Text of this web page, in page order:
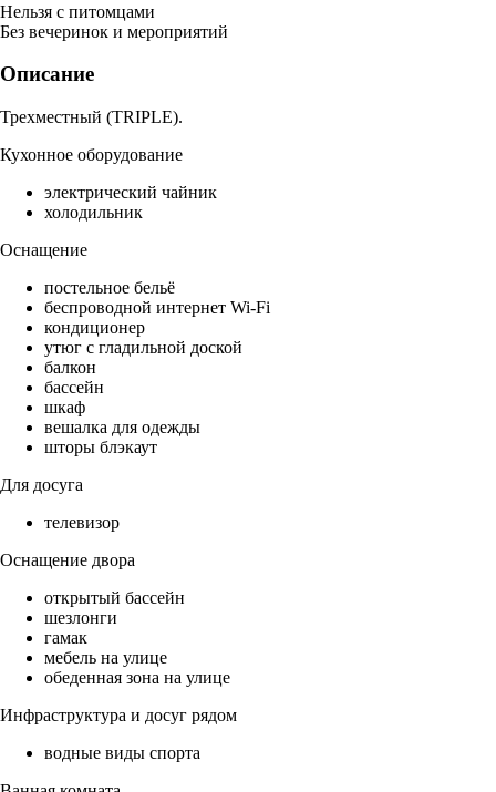
Нельзя с питомцами
Без вечеринок и мероприятий
Описание
Трехместный (TRIPLE).
Кухонное оборудование
электрический чайник
холодильник
Оснащение
постельное бельё
беспроводной интернет Wi-Fi
кондиционер
утюг с гладильной доской
балкон
бассейн
шкаф
вешалка для одежды
шторы блэкаут
Для досуга
телевизор
Оснащение двора
открытый бассейн
шезлонги
гамак
мебель на улице
обеденная зона на улице
Инфраструктура и досуг рядом
водные виды спорта